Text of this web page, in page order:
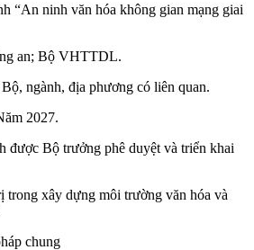
“An ninh văn hóa không gian mạng giai
an; Bộ VHTTDL.
ngành, địa phương có liên quan.
2027.
được Bộ trưởng phê duyệt và triển khai
trong xây dựng môi trường văn hóa và
chung